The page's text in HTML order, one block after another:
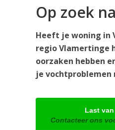
Op zoek
Heeft je woning in
regio Vlamertinge
oorzaken hebben
je vochtproblemen
Last
Contacteer ons